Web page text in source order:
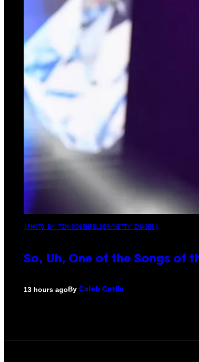
(PHOTO BY TIM MOSENFELDER/GETTY IMAGES)
So, Uh, One of the Songs of
13 hours agoBy Caleb Catlin